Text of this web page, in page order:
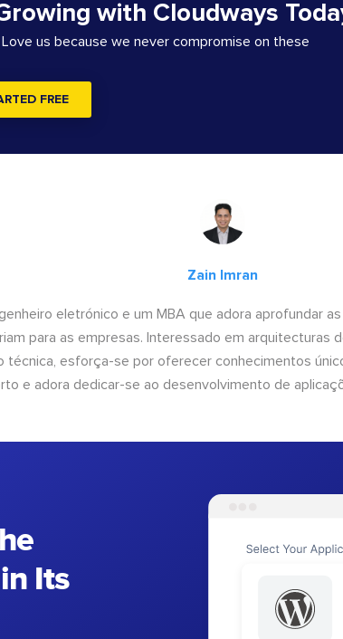
with Cloudways
us because we never compromise on these
FREE
Zain Imran
eletrónico e um MBA que adora aprofundar
para as empresas. Interessado em arquitecturas
técnica, esforça-se por oferecer conhecimentos
e adora dedicar-se ao desenvolvimento de
Its